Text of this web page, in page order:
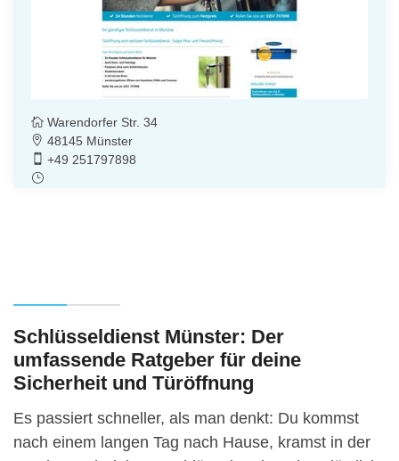
Warendorfer Str. 34
48145 Münster
+49 251797898
Schlüsseldienst Münster: Der
umfassende Ratgeber für deine
Sicherheit und Türöffnung
Es passiert schneller, als man denkt: Du kommst
nach einem langen Tag nach Hause, kramst in der